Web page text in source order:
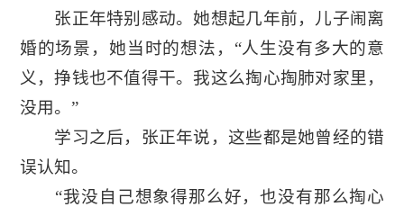
张正年特别感动。她想起几年前，儿子闹离
婚的场景，她当时的想法，“人生没有多大的意
义，挣钱也不值得干。我这么掏心掏肺对家里，
没用。”
学习之后，张正年说，这些都是她曾经的错
误认知。
“我没自己想象得那么好，也没有那么掏心